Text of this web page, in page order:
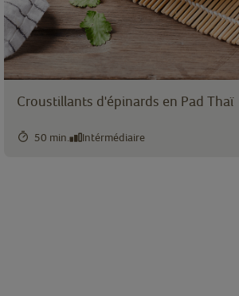
Croustillants d'épinards en Pad Thaï
50 min. Intérmédiaire